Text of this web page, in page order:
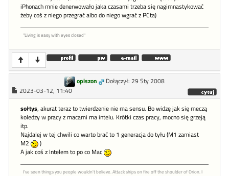
iPhonach mnie denerwowało jaka czasami trzeba się nagimnastykować
żeby coś z niego przegrać albo do niego wgrać z PCta)
"Living is easy with eyes closed"
opiszon
Dołączył: 29 Sty 2008
2023-03-12, 11:40
sołtys, akurat teraz to twierdzenie nie ma sensu. Bo widzę jak się meczą
koledzy w pracy z macami ma intelu. Krótki czas pracy, mocno się grzeją
itp.
Najdalej w tej chwili co warto brać to 1 generacja do tyłu (M1 zamiast
M2
)
A jak coś z Intelem to po co Mac
I've seen things you people wouldn't believe. Attack ships on fire off the shoulder of Orion. I